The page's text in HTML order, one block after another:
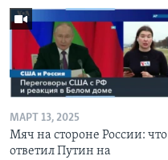
МАРТ 13, 2025
Мяч на стороне России: что
ответил Путин на